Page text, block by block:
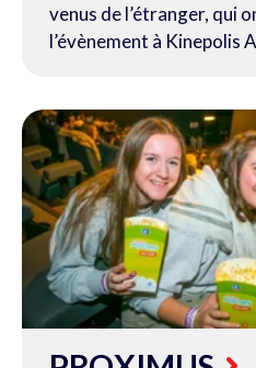
venus de l’étranger, qui
l’évènement à Kinepolis